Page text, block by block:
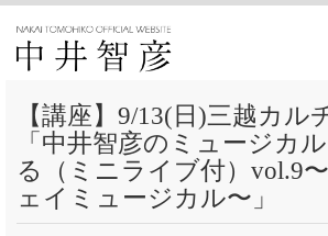
【講座】9/13(日)三越カル
「中井智彦のミュージカ
る（ミニライブ付）vol.9
ェイミュージカル〜」